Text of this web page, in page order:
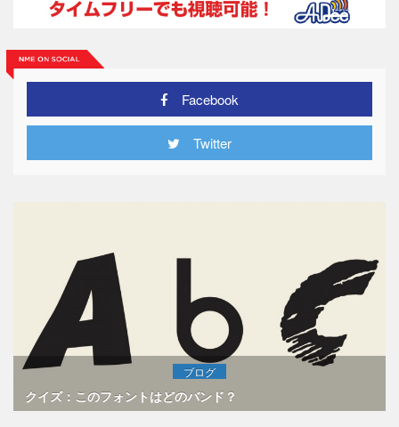
Facebook
Twitter
ブログ
クイズ：このフォントはどのバンド？